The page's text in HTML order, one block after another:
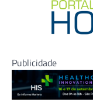
Publicidade